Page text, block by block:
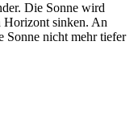
Die Sonne wird
Horizont sinken. An
Sonne nicht mehr tiefer